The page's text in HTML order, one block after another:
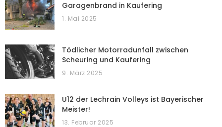
Garagenbrand in Kaufering
1. Mai 2025
Tödlicher Motorradunfall zwischen
Scheuring und Kaufering
9. März 2025
U12 der Lechrain Volleys ist Bayerischer
Meister!
13. Februar 2025